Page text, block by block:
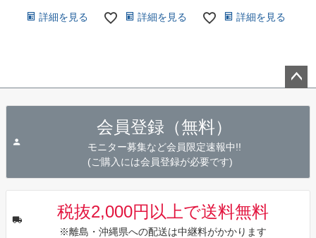
詳細を見る 詳細を見る 詳細を見る
会員登録（無料）
モニター募集など会員限定速報中!!
(ご購入には会員登録が必要です)
税抜2,000円以上で送料無料
※離島・沖縄県への配送は中継料がかかります